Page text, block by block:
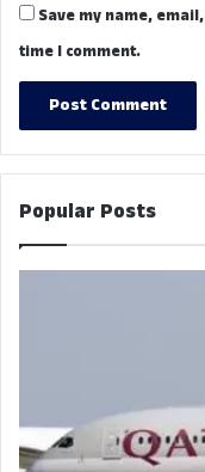
Save my name,
time I comment.
Popular Posts